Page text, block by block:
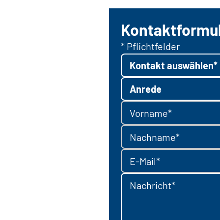
* Pflichtfelder
Kontakt auswählen*
Anrede
Vorname*
Nachname*
E-Mail*
Nachricht*